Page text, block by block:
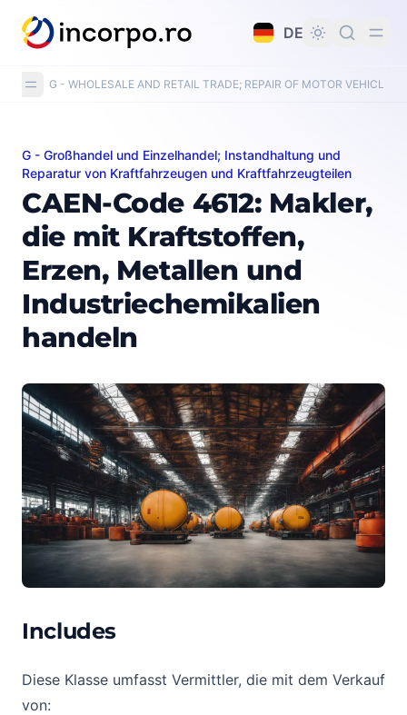
springen
DE
G - WHOLESALE AND RETAIL TRADE; REPAIR OF MOTOR VEHICLES
CAEN-Code 4612: Makler, die mit Kraftstoffen,
G - Großhandel und Einzelhandel; Instandhaltung und
Reparatur von Kraftfahrzeugen und Kraftfahrzeugteilen
CAEN-Code 4612: Makler,
die mit Kraftstoffen,
Erzen, Metallen und
Industriechemikalien
handeln
Includes
Diese Klasse umfasst Vermittler, die mit dem Verkauf
von: